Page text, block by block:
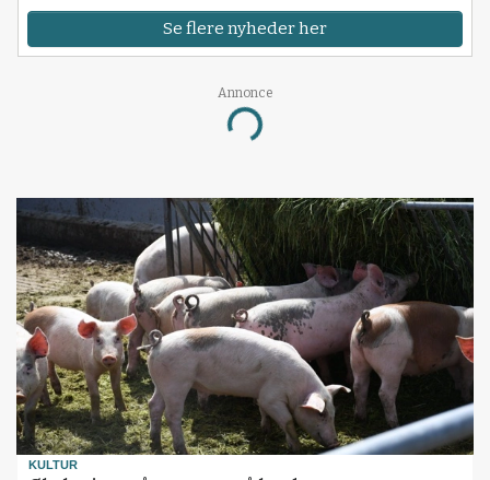
Se flere nyheder her
Annonce
Loading...
KULTUR